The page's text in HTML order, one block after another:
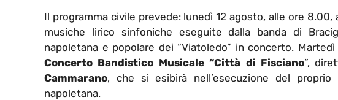
Il programma civile prevede: lunedì 12 agosto, alle ore
musiche lirico sinfoniche eseguite dalla banda di
napoletana e popolare dei “Viatoledo” in concerto.
Concerto Bandistico Musicale “Città di Fisciano”,
Cammarano, che si esibirà nell’esecuzione del
napoletana.